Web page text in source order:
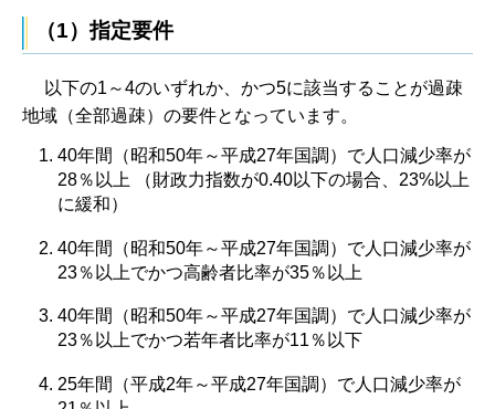
（1）指定要件
以下の1～4のいずれか、かつ5に該当することが過疎
地域（全部過疎）の要件となっています。
40年間（昭和50年～平成27年国調）で人口減少率が
28％以上 （財政力指数が0.40以下の場合、23%以上
に緩和）
40年間（昭和50年～平成27年国調）で人口減少率が
23％以上でかつ高齢者比率が35％以上
40年間（昭和50年～平成27年国調）で人口減少率が
23％以上でかつ若年者比率が11％以下
25年間（平成2年～平成27年国調）で人口減少率が